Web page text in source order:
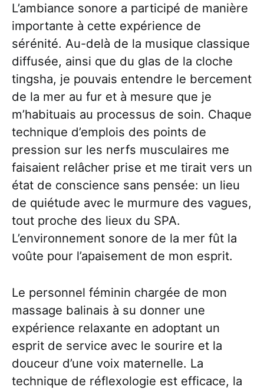
L’ambiance sonore a participé de manière
importante à cette expérience de
sérénité. Au-delà de la musique classique
diffusée, ainsi que du glas de la cloche
tingsha, je pouvais entendre le bercement
de la mer au fur et à mesure que je
m’habituais au processus de soin. Chaque
technique d’emplois des points de
pression sur les nerfs musculaires me
faisaient relâcher prise et me tirait vers un
état de conscience sans pensée: un lieu
de quiétude avec le murmure des vagues,
tout proche des lieux du SPA.
L’environnement sonore de la mer fût la
voûte pour l’apaisement de mon esprit.
Le personnel féminin chargée de mon
massage balinais à su donner une
expérience relaxante en adoptant un
esprit de service avec le sourire et la
douceur d’une voix maternelle. La
technique de réflexologie est efficace, la